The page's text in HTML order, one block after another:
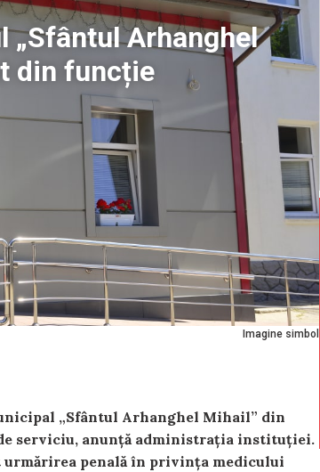
Imagine simbol
Arhanghel
din funcție
„Sfântul Arhanghel Mihail” din
serviciu, anunță administrația instituției.
penală în privința medicului